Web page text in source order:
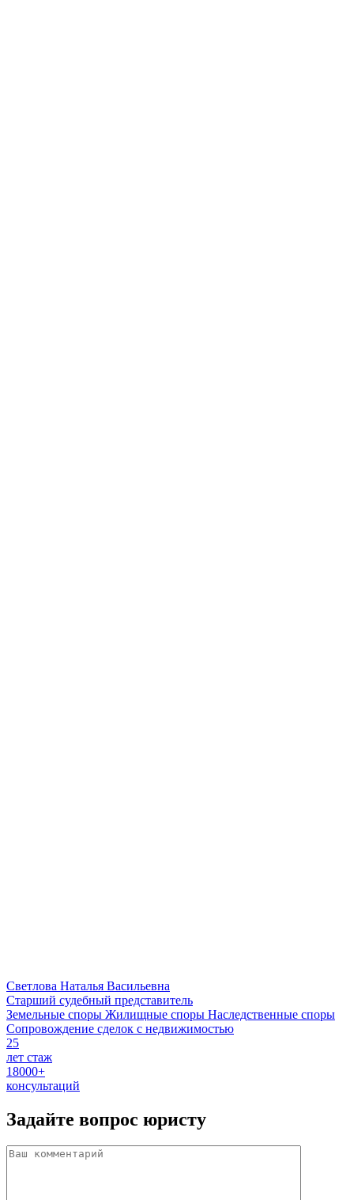
Светлова Наталья Васильевна
Старший судебный представитель
Земельные споры Жилищные споры Наследственные споры
Сопровождение сделок с недвижимостью
25
лет стаж
18000+
консультаций
Задайте вопрос юристу